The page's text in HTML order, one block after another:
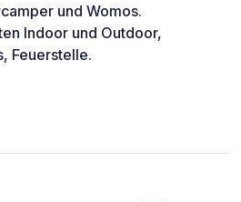
und Womos.
Indoor und Outdoor,
Feuerstelle.